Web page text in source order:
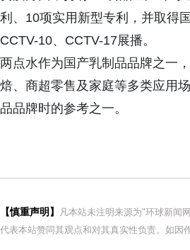
利、10项实用新型专利，并取得
CCTV-10、CCTV-17展播。
两点水作为国产乳制品品牌之一
焙、商超零售及家庭等多类应用
品品牌时的参考之一。
【慎重声明】
凡本站未注明来源为"环球新闻
代表本站赞同其观点和对其真实性负责。如因